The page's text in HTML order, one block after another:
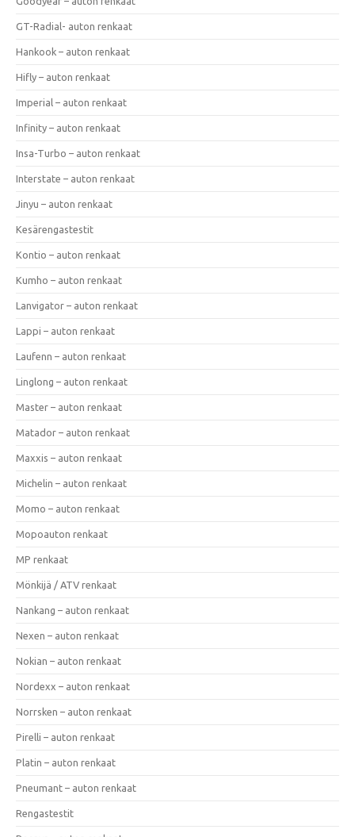
GT-Radial- auton renkaat
Hankook – auton renkaat
Hifly – auton renkaat
Imperial – auton renkaat
Infinity – auton renkaat
Insa-Turbo – auton renkaat
Interstate – auton renkaat
Jinyu – auton renkaat
Kesärengastestit
Kontio – auton renkaat
Kumho – auton renkaat
Lanvigator – auton renkaat
Lappi – auton renkaat
Laufenn – auton renkaat
Linglong – auton renkaat
Master – auton renkaat
Matador – auton renkaat
Maxxis – auton renkaat
Michelin – auton renkaat
Momo – auton renkaat
Mopoauton renkaat
MP renkaat
Mönkijä / ATV renkaat
Nankang – auton renkaat
Nexen – auton renkaat
Nokian – auton renkaat
Nordexx – auton renkaat
Norrsken – auton renkaat
Pirelli – auton renkaat
Platin – auton renkaat
Pneumant – auton renkaat
Rengastestit